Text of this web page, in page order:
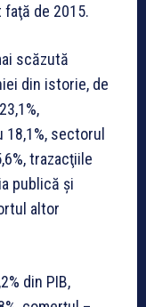
de 2015.
scăzută
din istorie, de
sectorul
trazacţiile
publică şi
altor
din PIB,